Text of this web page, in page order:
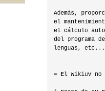
Además,
el
el cálculo
del programa
lenguas, etc...
= El Wikiuv no